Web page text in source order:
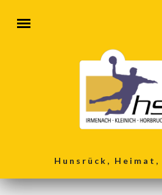
Hunsrück,